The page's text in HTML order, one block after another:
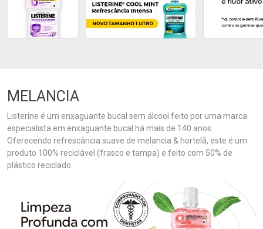
MELANCIA
Listerine é um enxaguante bucal sem álcool feito por uma marca
especialista em enxaguante bucal há mais de 140 anos.
Oferecendo refrescância suave de melancia & hortelã, este é um
produto 100% reciclável (frasco e tampa) e feito com 50% de
plástico reciclado.